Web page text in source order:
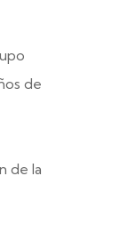
de
de la